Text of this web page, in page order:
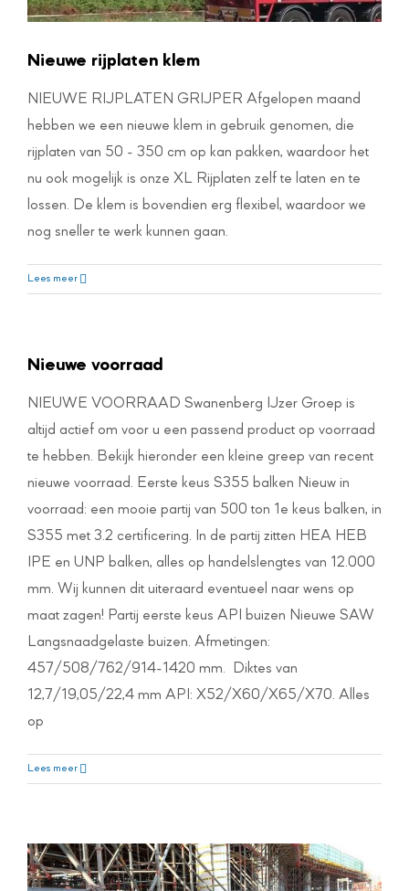
Nieuwe rijplaten klem
NIEUWE RIJPLATEN GRIJPER Afgelopen maand
hebben we een nieuwe klem in gebruik genomen, die
rijplaten van 50 - 350 cm op kan pakken, waardoor het
nu ook mogelijk is onze XL Rijplaten zelf te laten en te
lossen. De klem is bovendien erg flexibel, waardoor we
nog sneller te werk kunnen gaan.
Lees meer
Nieuwe voorraad
NIEUWE VOORRAAD Swanenberg IJzer Groep is
altijd actief om voor u een passend product op voorraad
te hebben. Bekijk hieronder een kleine greep van recent
nieuwe voorraad. Eerste keus S355 balken Nieuw in
voorraad: een mooie partij van 500 ton 1e keus balken, in
S355 met 3.2 certificering. In de partij zitten HEA HEB
IPE en UNP balken, alles op handelslengtes van 12.000
mm. Wij kunnen dit uiteraard eventueel naar wens op
maat zagen! Partij eerste keus API buizen Nieuwe SAW
Langsnaadgelaste buizen. Afmetingen:
457/508/762/914-1420 mm. Diktes van
12,7/19,05/22,4 mm API: X52/X60/X65/X70. Alles
op
Lees meer